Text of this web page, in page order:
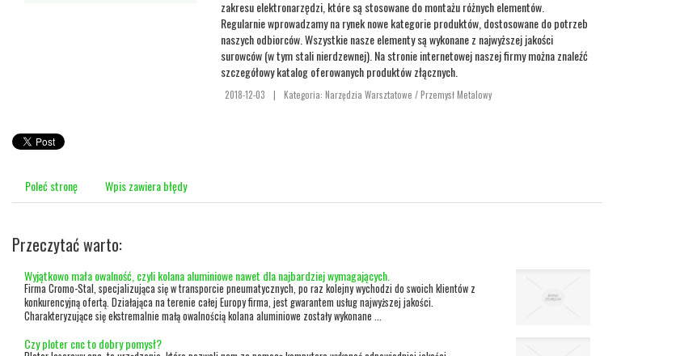
zakresu elektronarzędzi, które są stosowane do montażu różnych elementów.
Regularnie wprowadzamy na rynek nowe kategorie produktów, dostosowane do potrzeb
naszych odbiorców. Wszystkie nasze elementy są wykonane z najwyższej jakości
surowców (w tym stali nierdzewnej). Na stronie internetowej naszej firmy można znaleźć
szczegółowy katalog oferowanych produktów złącznych.
2018-12-03 | Kategoria: Narzędzia Warsztatowe / Przemysł Metalowy
Poleć stronę Wpis zawiera błędy
Przeczytać warto:
Wyjątkowo mała owalność, czyli kolana aluminiowe nawet dla najbardziej wymagających.
Firma Cromo-Stal, specjalizująca się w transporcie pneumatycznych, po raz kolejny wychodzi do swoich klientów z
konkurencyjną ofertą. Działająca na terenie całej Europy firma, jest gwarantem usług najwyższej jakości.
Charakteryzujące się ekstremalnie małą owalnością kolana aluminiowe zostały wykonane ...
Czy ploter cnc to dobry pomysł?